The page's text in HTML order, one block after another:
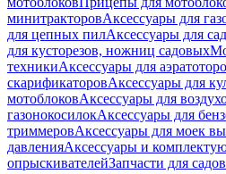
минитракторовАксессуары для
для цепных пилАксессуары для
для кусторезов, ножниц садовых
техникиАксессуары для
скарификаторовАксессуары для
мотоблоковАксессуары для
газонокосилокАксессуары для
триммеровАксессуары для моек
давленияАксессуары и
опрыскивателейЗапчасти для